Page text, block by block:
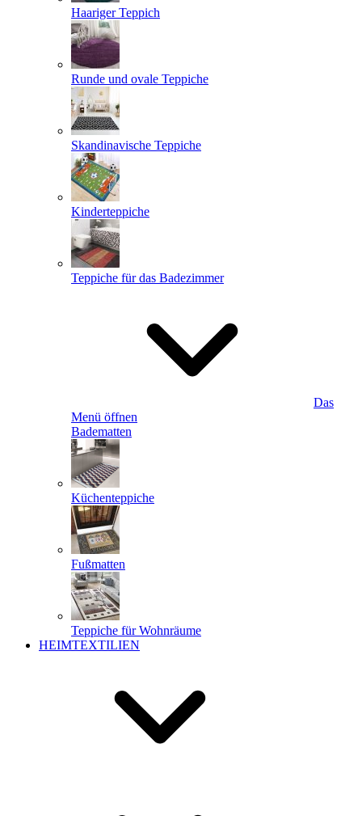
Haariger Teppich
Runde und ovale Teppiche
Skandinavische Teppiche
Kinderteppiche
Teppiche für das Badezimmer
Das
Menü öffnen
Badematten
Küchenteppiche
Fußmatten
Teppiche für Wohnräume
HEIMTEXTILIEN